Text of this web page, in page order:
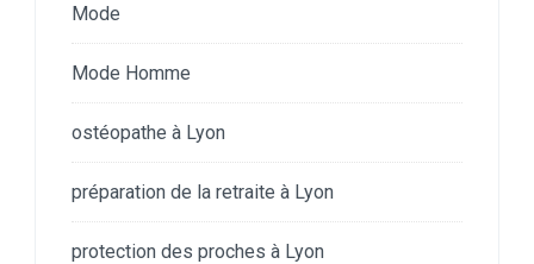
Mode
Mode Homme
ostéopathe à Lyon
préparation de la retraite à Lyon
protection des proches à Lyon